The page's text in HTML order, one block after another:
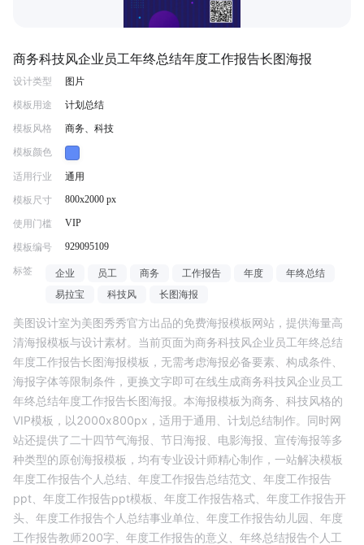
商务科技风企业员工年终总结年度工作报告长图海报
设计类型 图片
模板用途 计划总结
模板风格 商务、科技
模板颜色
适用行业 通用
模板尺寸 800x2000 px
使用门槛 VIP
模板编号 929095109
标签 企业 员工 商务 工作报告 年度
年终总结
易拉宝
科技风 长图海报
美图设计室为美图秀秀官方出品的免费海报模板网站，提供海量高
清海报模板与设计素材。当前页面为商务科技风企业员工年终总结
年度工作报告长图海报模板，无需考虑海报必备要素、构成条件、
海报字体等限制条件，更换文字即可在线生成商务科技风企业员工
年终总结年度工作报告长图海报。本海报模板为商务、科技风格的
VIP模板，以2000x800px，适用于通用 计划总结制作。同时网
站还提供了二十四节气海报、节日海报、电影海报、宣传海报等多
种类型的原创海报模板，均有专业设计师精心制作，一站解决模板
年度工作报告个人总结、 年度工作报告总结范文、 年度工作报告
ppt、 年度工作报告ppt模板、 年度工作报告格式、 年度工作报告开
头、 年度工作报告个人总结事业单位、 年度工作报告幼儿园、 年度
工作报告教师200字、 年度工作报告的意义、 年终总结报告个人工